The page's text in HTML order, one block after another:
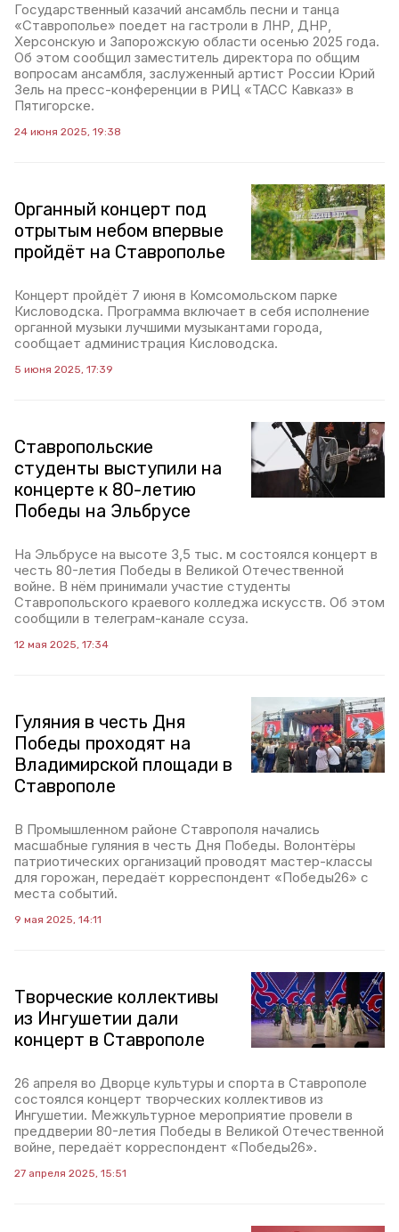
Государственный казачий ансамбль песни и танца
«Ставрополье» поедет на гастроли в ЛНР, ДНР,
Херсонскую и Запорожскую области осенью 2025 года.
Об этом сообщил заместитель директора по общим
вопросам ансамбля, заслуженный артист России Юрий
Зель на пресс-конференции в РИЦ «ТАСС Кавказ» в
Пятигорске.
24 июня 2025, 19:38
Органный концерт под
отрытым небом впервые
пройдёт на Ставрополье
Концерт пройдёт 7 июня в Комсомольском парке
Кисловодска. Программа включает в себя исполнение
органной музыки лучшими музыкантами города,
сообщает администрация Кисловодска.
5 июня 2025, 17:39
Ставропольские
студенты выступили на
концерте к 80-летию
Победы на Эльбрусе
На Эльбрусе на высоте 3,5 тыс. м состоялся концерт в
честь 80-летия Победы в Великой Отечественной
войне. В нём принимали участие студенты
Ставропольского краевого колледжа искусств. Об этом
сообщили в телеграм-канале ссуза.
12 мая 2025, 17:34
Гуляния в честь Дня
Победы проходят на
Владимирской площади в
Ставрополе
В Промышленном районе Ставрополя начались
масшабные гуляния в честь Дня Победы. Волонтёры
патриотических организаций проводят мастер-классы
для горожан, передаёт корреспондент «Победы26» с
места событий.
9 мая 2025, 14:11
Творческие коллективы
из Ингушетии дали
концерт в Ставрополе
26 апреля во Дворце культуры и спорта в Ставрополе
состоялся концерт творческих коллективов из
Ингушетии. Межкультурное мероприятие провели в
преддверии 80-летия Победы в Великой Отечественной
войне, передаёт корреспондент «Победы26».
27 апреля 2025, 15:51